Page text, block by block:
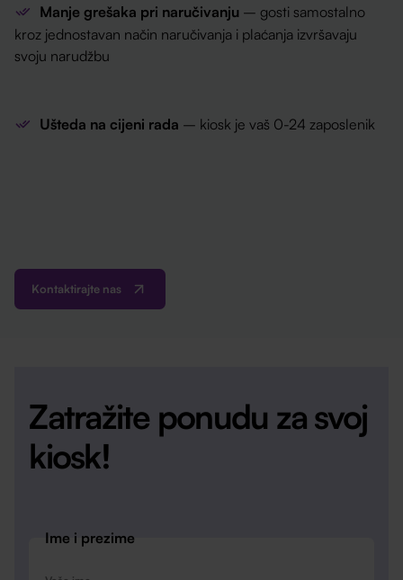
Manje grešaka pri naručivanju– gosti samostalno
kroz jednostavan način naručivanja i plaćanja izvršavaju
svoju narudžbu
Ušteda na cijeni rada – kiosk je vaš 0-24 zaposlenik
Kontaktirajte nas
Zatražite ponudu za svoj
kiosk!
Ime i prezime